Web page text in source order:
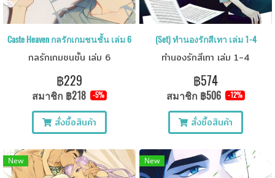
Caste Heaven กลรักเกมชนชั้น เล่ม 6
กลรักเกมชนชั้น เล่ม 6
฿229
สมาชิก ฿218 -5%
สั่งซื้อสินค้า
(Set) ทำนองรักสีเทา เล่ม 1-4
ทำนองรักสีเทา เล่ม 1-4
฿574
สมาชิก ฿506 -12%
สั่งซื้อสินค้า
New New